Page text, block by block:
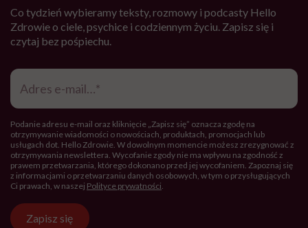
Co tydzień wybieramy teksty, rozmowy i podcasty Hello
Zdrowie o ciele, psychice i codziennym życiu. Zapisz się i
czytaj bez pośpiechu.
Adres
mail*
Podanie adresu e-mail oraz kliknięcie „Zapisz się” oznacza zgodę na
otrzymywanie wiadomości o nowościach, produktach, promocjach lub
usługach dot. Hello Zdrowie. W dowolnym momencie możesz zrezygnować z
otrzymywania newslettera. Wycofanie zgody nie ma wpływu na zgodność z
prawem przetwarzania, którego dokonano przed jej wycofaniem. Zapoznaj się
z informacjami o przetwarzaniu danych osobowych, w tym o przysługujących
Ci prawach, w naszej Polityce prywatności.
Zapisz się